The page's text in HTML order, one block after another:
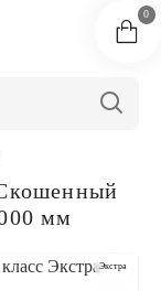
0
мм
Экстра